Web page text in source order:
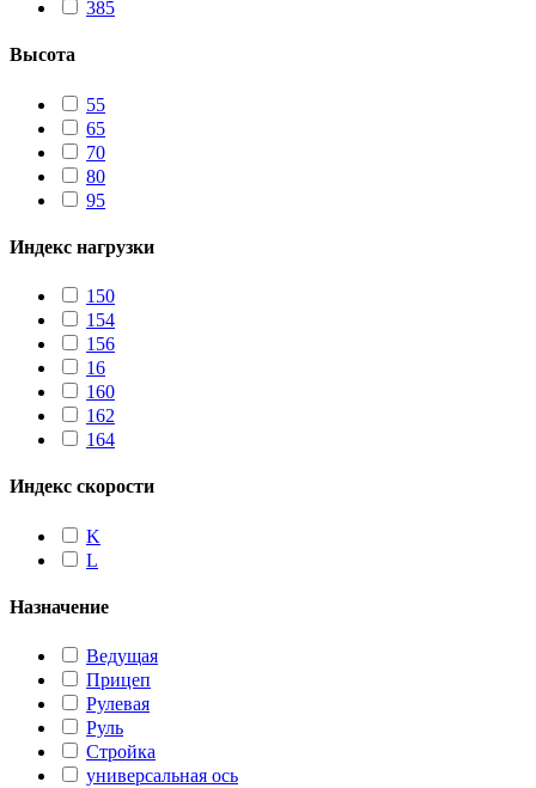
385
Высота
55
65
70
80
95
Индекс нагрузки
150
154
156
16
160
162
164
Индекс скорости
K
L
Назначение
Ведущая
Прицеп
Рулевая
Руль
Стройка
универсальная ось